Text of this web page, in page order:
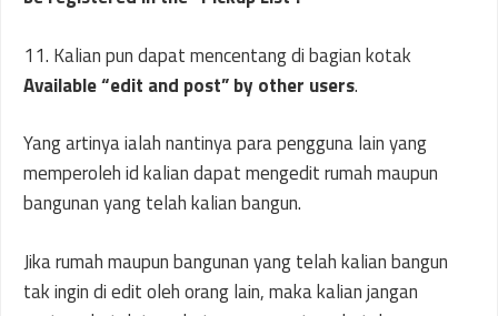
11. Kalian pun dapat mencentang di bagian kotak
Available “edit and post” by other users.
Yang artinya ialah nantinya para pengguna lain yang
memperoleh id kalian dapat mengedit rumah maupun
bangunan yang telah kalian bangun.
Jika rumah maupun bangunan yang telah kalian bangun
tak ingin di edit oleh orang lain, maka kalian jangan